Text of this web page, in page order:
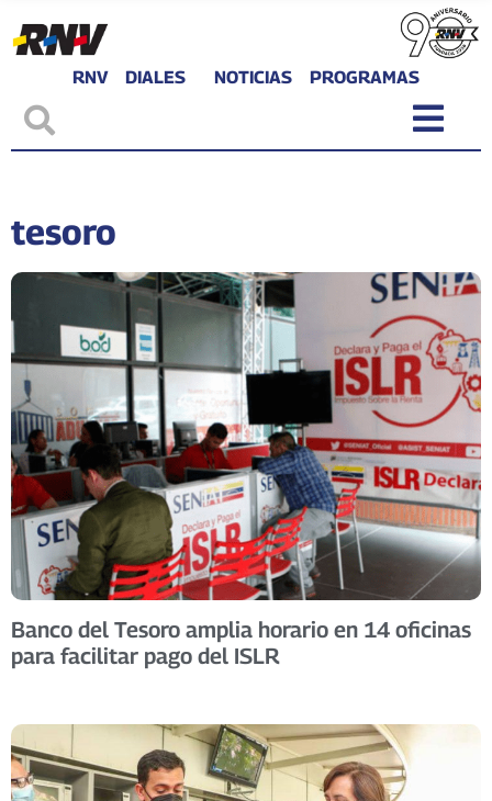
RNV DIALES NOTICIAS PROGRAMAS
tesoro
Banco del Tesoro amplia horario en 14 oficinas
para facilitar pago del ISLR